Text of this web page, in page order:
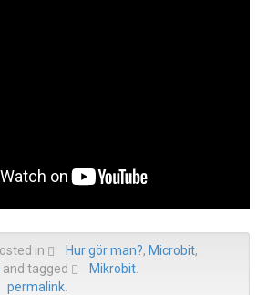
in Hur gör man?, Microbit,
and tagged Mikrobit
permalink